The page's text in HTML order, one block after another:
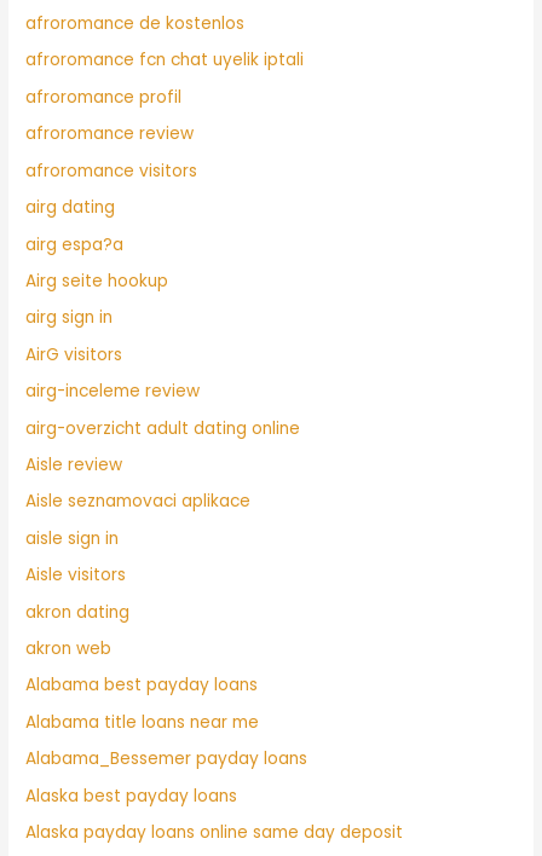
afroromance de kostenlos
afroromance fcn chat uyelik iptali
afroromance profil
afroromance review
afroromance visitors
airg dating
airg espa?a
Airg seite hookup
airg sign in
AirG visitors
airg-inceleme review
airg-overzicht adult dating online
Aisle review
Aisle seznamovaci aplikace
aisle sign in
Aisle visitors
akron dating
akron web
Alabama best payday loans
Alabama title loans near me
Alabama_Bessemer payday loans
Alaska best payday loans
Alaska payday loans online same day deposit